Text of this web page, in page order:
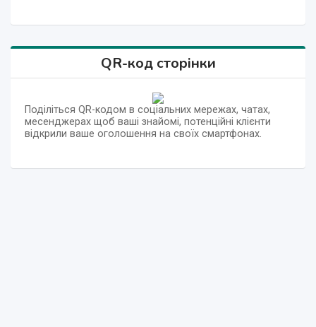
QR-код сторінки
Поділіться QR-кодом в соціальних мережах, чатах,
месенджерах щоб ваші знайомі, потенційні клієнти
відкрили ваше оголошення на своїх смартфонах.